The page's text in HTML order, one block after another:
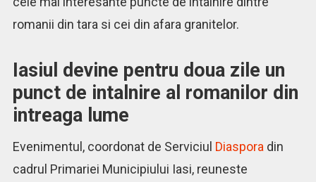
romanii din tara si cei din afara granitelor.
Iasiul devine pentru doua zile un
punct de intalnire al romanilor din
intreaga lume
Evenimentul, coordonat de Serviciul Diaspora din
cadrul Primariei Municipiului Iasi, reuneste